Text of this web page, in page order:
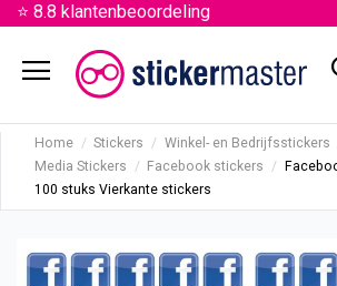
⭐ 8.8 klantenbeoordeling
menu
Home Stickers Winkel- en Bedrijfsstickers
Media Stickers
Facebook stickers
100 stuks Vierkante stickers